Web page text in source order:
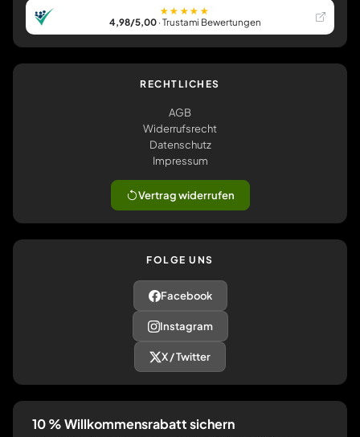
★★★★★
4,98/5,00· Trustami Bewertungen
RECHTLICHES
AGB
Widerrufsrecht
Datenschutz
Impressum
Vertrag widerrufen
FOLGE UNS
Facebook
Instagram
X / Twitter
10 % Willkommensrabatt sichern